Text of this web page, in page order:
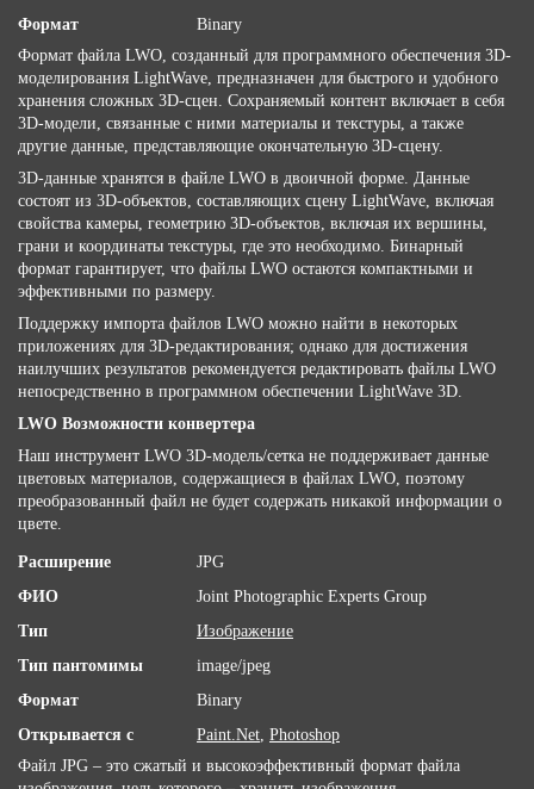
Формат
Binary
Формат файла LWO, созданный для программного обеспечения 3D-
моделирования LightWave, предназначен для быстрого и удобного
хранения сложных 3D-сцен. Сохраняемый контент включает в себя
3D-модели, связанные с ними материалы и текстуры, а также
другие данные, представляющие окончательную 3D-сцену.
3D-данные хранятся в файле LWO в двоичной форме. Данные
состоят из 3D-объектов, составляющих сцену LightWave, включая
свойства камеры, геометрию 3D-объектов, включая их вершины,
грани и координаты текстуры, где это необходимо. Бинарный
формат гарантирует, что файлы LWO остаются компактными и
эффективными по размеру.
Поддержку импорта файлов LWO можно найти в некоторых
приложениях для 3D-редактирования; однако для достижения
наилучших результатов рекомендуется редактировать файлы LWO
непосредственно в программном обеспечении LightWave 3D.
LWO Возможности конвертера
Наш инструмент LWO 3D-модель/сетка не поддерживает данные
цветовых материалов, содержащиеся в файлах LWO, поэтому
преобразованный файл не будет содержать никакой информации о
цвете.
Расширение
JPG
ФИО
Joint Photographic Experts Group
Тип
Изображение
Тип пантомимы
image/jpeg
Формат
Binary
Открывается с
Paint.Net, Photoshop
Файл JPG – это сжатый и высокоэффективный формат файла